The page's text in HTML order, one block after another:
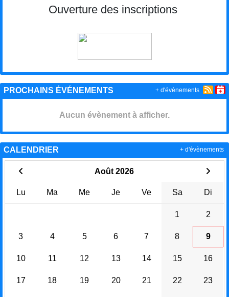
Ouverture des inscriptions
PROCHAINS ÉVÉNEMENTS
Aucun évènement à afficher.
+ d'évènements
CALENDRIER
Août 2026
Lu Ma Me Je Ve Sa Di
1 2
3 4 5 6 7 8 9
10 11 12 13 14 15 16
17 18 19 20 21 22 23
+ d'évènements